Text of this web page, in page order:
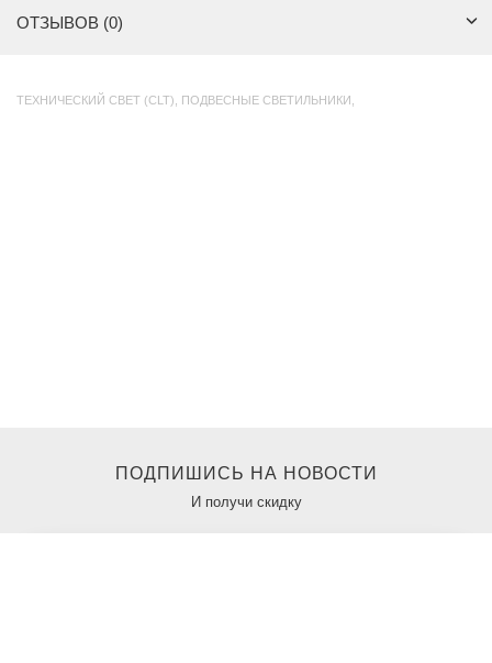
ОТЗЫВОВ (0)
ТЕХНИЧЕСКИЙ СВЕТ (CLT) ПОДВЕСНЫЕ СВЕТИЛЬНИКИ
ПОДПИШИСЬ НА НОВОСТИ
И получи скидку